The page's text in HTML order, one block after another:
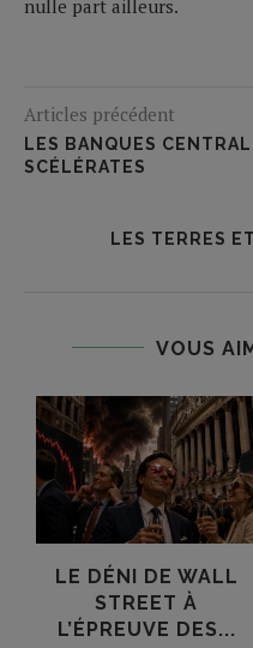
nulle part ailleurs.
Articles précédent
LES BANQUES
SCÉLÉRATES
LES TERRES
VOUS
LE DÉNI DE WALL
STREET À
L’ÉPREUVE DES...